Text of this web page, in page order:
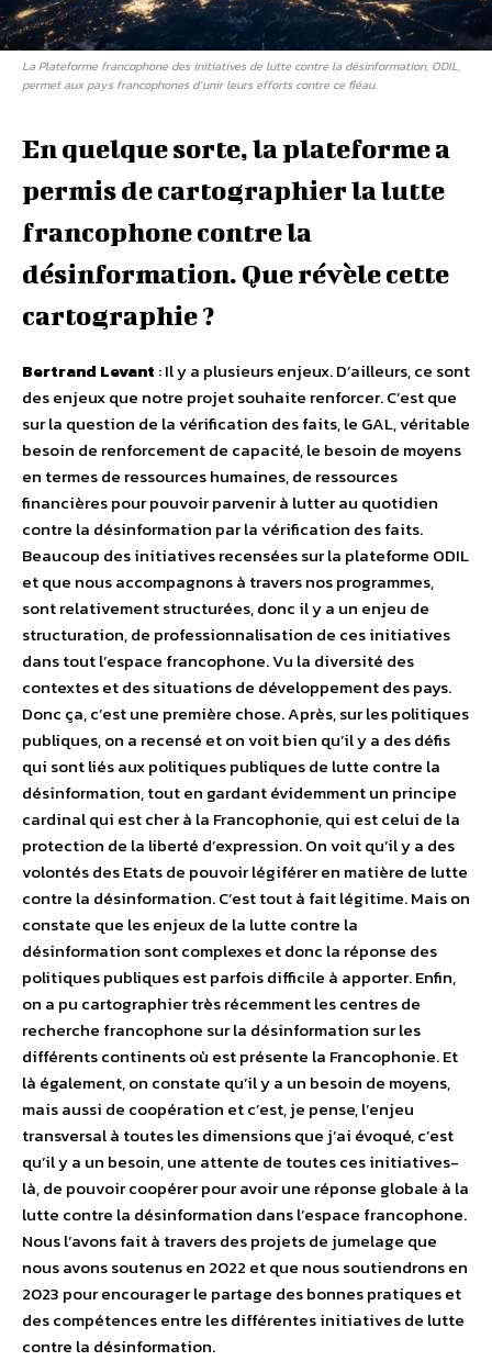
La Plateforme francophone des initiatives de lutte contre la désinformation, ODIL,
permet aux pays francophones d’unir leurs efforts contre ce fléau.
En quelque sorte, la plateforme a
permis de cartographier la lutte
francophone contre la
désinformation. Que révèle cette
cartographie ?
Bertrand Levant : Il y a plusieurs enjeux. D’ailleurs, ce sont
des enjeux que notre projet souhaite renforcer. C’est que
sur la question de la vérification des faits, le GAL, véritable
besoin de renforcement de capacité, le besoin de moyens
en termes de ressources humaines, de ressources
financières pour pouvoir parvenir à lutter au quotidien
contre la désinformation par la vérification des faits.
Beaucoup des initiatives recensées sur la plateforme ODIL
et que nous accompagnons à travers nos programmes,
sont relativement structurées, donc il y a un enjeu de
structuration, de professionnalisation de ces initiatives
dans tout l’espace francophone. Vu la diversité des
contextes et des situations de développement des pays.
Donc ça, c’est une première chose. Après, sur les politiques
publiques, on a recensé et on voit bien qu’il y a des défis
qui sont liés aux politiques publiques de lutte contre la
désinformation, tout en gardant évidemment un principe
cardinal qui est cher à la Francophonie, qui est celui de la
protection de la liberté d’expression. On voit qu’il y a des
volontés des Etats de pouvoir légiférer en matière de lutte
contre la désinformation. C’est tout à fait légitime. Mais on
constate que les enjeux de la lutte contre la
désinformation sont complexes et donc la réponse des
politiques publiques est parfois difficile à apporter. Enfin,
on a pu cartographier très récemment les centres de
recherche francophone sur la désinformation sur les
différents continents où est présente la Francophonie. Et
là également, on constate qu’il y a un besoin de moyens,
mais aussi de coopération et c’est, je pense, l’enjeu
transversal à toutes les dimensions que j’ai évoqué, c’est
qu’il y a un besoin, une attente de toutes ces initiatives-
là, de pouvoir coopérer pour avoir une réponse globale à la
lutte contre la désinformation dans l’espace francophone.
Nous l’avons fait à travers des projets de jumelage que
nous avons soutenus en 2022 et que nous soutiendrons en
2023 pour encourager le partage des bonnes pratiques et
des compétences entre les différentes initiatives de lutte
contre la désinformation.